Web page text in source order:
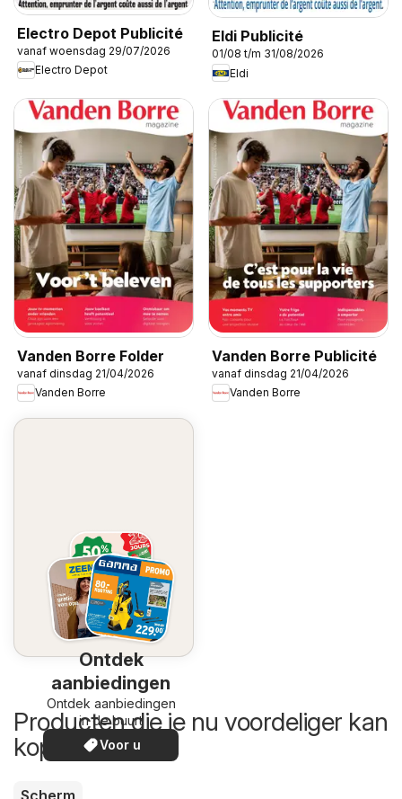
Electro Depot Publicité
vanaf woensdag 29/07/2026
Electro Depot
Eldi Publicité
01/08 t/m 31/08/2026
Eldi
Vanden Borre Folder
vanaf dinsdag 21/04/2026
Vanden Borre
Vanden Borre Publicité
vanaf dinsdag 21/04/2026
Vanden Borre
Ontdek
aanbiedingen
Ontdek aanbiedingen
in de buurt
Voor u
Producten die je nu voordeliger kan
kopen
Scherm